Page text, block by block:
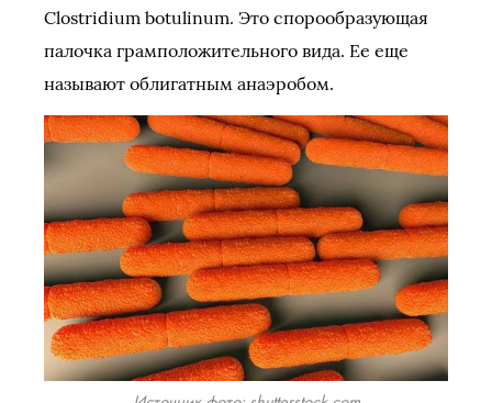
Clostridium botulinum. Это спорообразующая
палочка грамположительного вида. Ее еще
называют облигатным анаэробом.